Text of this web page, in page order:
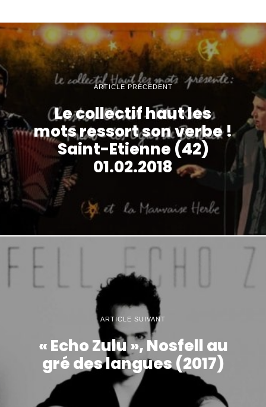
ARTICLE PRÉCÉDENT
Le collectif haut les
mots ressort son verbe !
Saint-Etienne (42)
01.02.2018
ARTICLE SUIVANT
« Echo Zulu », Nosfell au
gré des langues (2017)